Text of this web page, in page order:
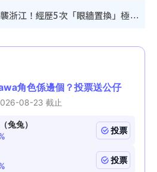
颱風白海豚料周日襲浙江！經歷5次「眼牆置換」極罕見 成登陸內地最長途颱風